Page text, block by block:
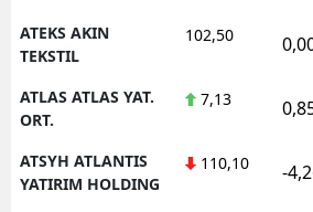
ATEKS AKIN
TEKSTIL
102,50
ATLAS ATLAS YAT.
ORT.
7,13
ATSYH ATLANTIS
YATIRIM HOLDING
110,10 -